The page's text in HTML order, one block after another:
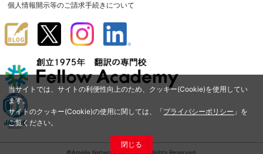
当サイトでは、サイトの利便性向上のため、クッキー(Cookie)を使用してい
ます。
サイトのクッキー(Cookie)の使用に関しては、「プライバシーポリシー 」を
ご覧ください。
閉じる
個人情報開示等のご請求手続きについて
©Amelia Network Co.,Ltd. All Rights Reserved.